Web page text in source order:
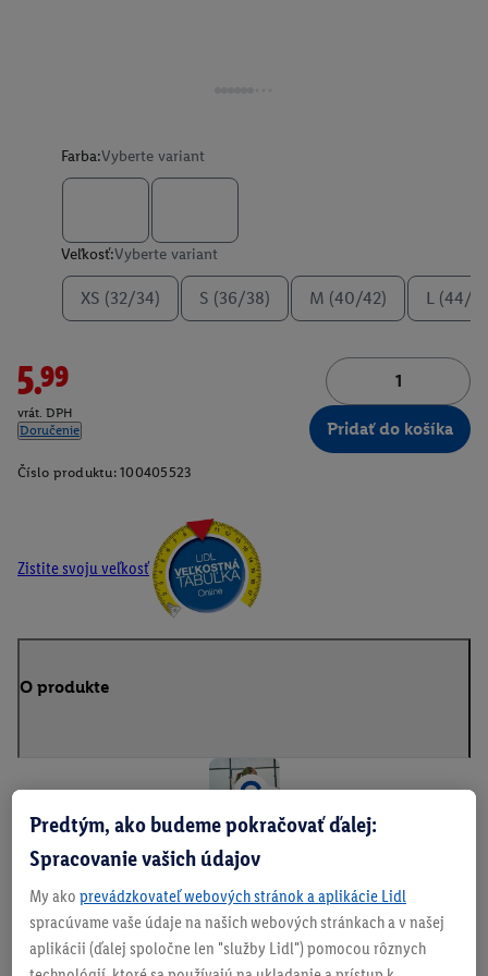
Farba:Vyberte variant
Veľkosť:Vyberte variant
XS (32/34) S (36/38) M (40/42) L (44/
5.99
vrát. DPH
Doručenie
Pridať do košíka
Číslo produktu: 100405523
Zistite svoju veľkosť
O produkte
V
áš
št
Predtým, ako budeme pokračovať ďalej:
Spracovanie vašich údajov
My ako prevádzkovateľ webových stránok a aplikácie Lidl
spracúvame vaše údaje na našich webových stránkach a v našej
aplikácii (ďalej spoločne len "služby Lidl") pomocou rôznych